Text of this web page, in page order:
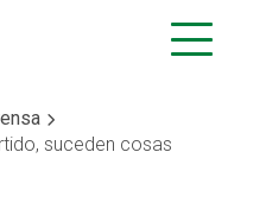
suceden cosas